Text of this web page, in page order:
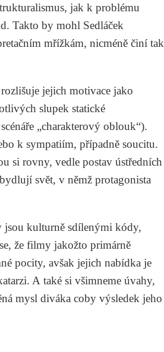
jak k problému
Takto by mohl Sedláček
mřížkám, nicméně činí tak
jejich motivace jako
slupek statické
„charakterový oblouk“).
k sympatiím, případně soucitu.
si rovny, vedle postav ústředních
svět, v němž protagonista
jsou kulturně sdílenými kódy,
že filmy jakožto primárně
pocity, avšak jejich nabídka je
A také si všimneme úvahy,
mysl diváka coby výsledek jeho